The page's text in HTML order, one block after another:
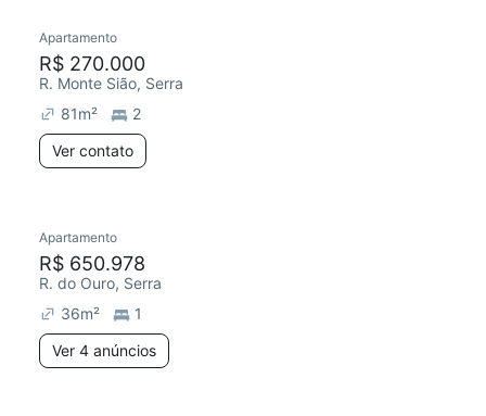
Apartamento
R$ 270.000
R. Monte Sião, Serra
81m²
2
Ver contato
Apartamento
R$ 650.978
R. do Ouro, Serra
36m²
1
Ver 4 anúncios